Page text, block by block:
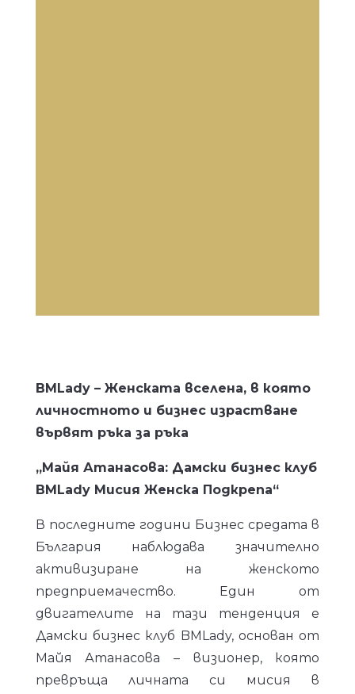
BMLady – Женската вселена, в която
личностното и бизнес израстване
вървят ръка за ръка
„Майя Атанасова: Дамски бизнес клуб
BMLady Мисия Женска Подкрепа“
В последните години Бизнес средата в
България наблюдава значително
активизиране на женското
предприемачество. Един от
двигателите на тази тенденция е
Дамски бизнес клуб BMLady, основан от
Майя Атанасова – визионер, която
превръща личната си мисия в